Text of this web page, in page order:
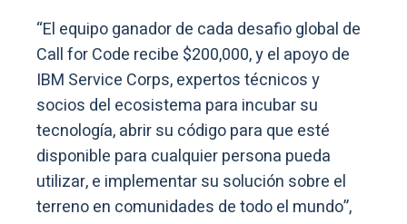
“El equipo ganador de cada desafio global de
Call for Code recibe $200,000, y el apoyo de
IBM Service Corps, expertos técnicos y
socios del ecosistema para incubar su
tecnología, abrir su código para que esté
disponible para cualquier persona pueda
utilizar, e implementar su solución sobre el
terreno en comunidades de todo el mundo”,